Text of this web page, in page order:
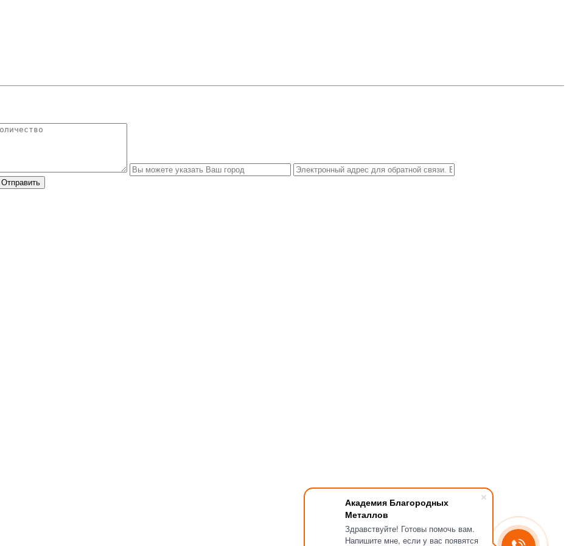
Академия Благородных
Металлов
Здравствуйте! Готовы помочь вам.
Напишите мне, если у вас появятся